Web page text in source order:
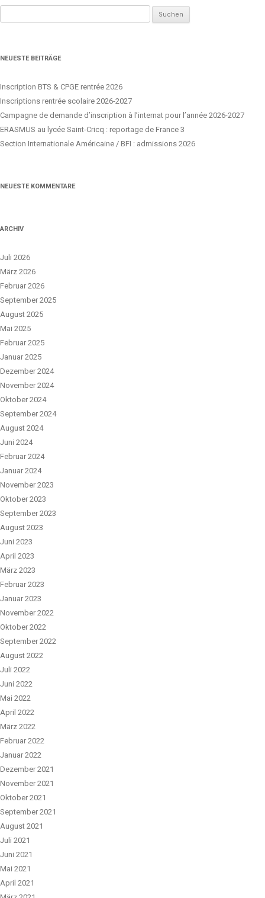
NEUESTE BEITRÄGE
Inscription BTS & CPGE rentrée 2026
Inscriptions rentrée scolaire 2026-2027
Campagne de demande d’inscription à l’internat pour l’année 2026-2027
ERASMUS au lycée Saint-Cricq : reportage de France 3
Section Internationale Américaine / BFI : admissions 2026
NEUESTE KOMMENTARE
ARCHIV
Juli 2026
März 2026
Februar 2026
September 2025
August 2025
Mai 2025
Februar 2025
Januar 2025
Dezember 2024
November 2024
Oktober 2024
September 2024
August 2024
Juni 2024
Februar 2024
Januar 2024
November 2023
Oktober 2023
September 2023
August 2023
Juni 2023
April 2023
März 2023
Februar 2023
Januar 2023
November 2022
Oktober 2022
September 2022
August 2022
Juli 2022
Juni 2022
Mai 2022
April 2022
März 2022
Februar 2022
Januar 2022
Dezember 2021
November 2021
Oktober 2021
September 2021
August 2021
Juli 2021
Juni 2021
Mai 2021
April 2021